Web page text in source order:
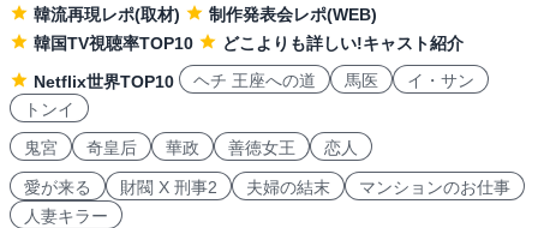
韓流再現レポ(取材)
制作発表会レポ(WEB)
韓国TV視聴率TOP10
どこよりも詳しい!キャスト紹介
Netflix世界TOP10
ヘチ 王座への道 馬医
イ・サン
トンイ
鬼宮
奇皇后 華政 善徳女王 恋人
愛が来る 財閥 X 刑事2 夫婦の結末
マンションのお仕事
人妻キラー